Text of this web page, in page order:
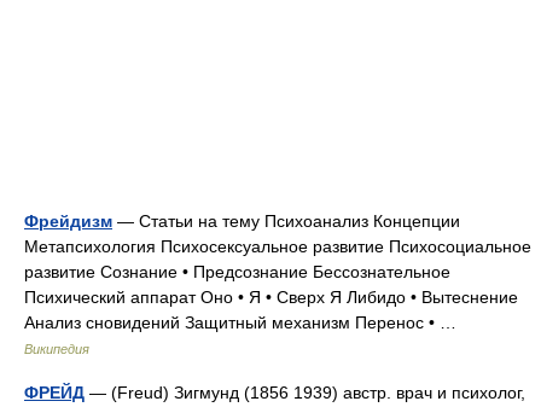
Фрейдизм — Статьи на тему Психоанализ Концепции
Метапсихология Психосексуальное развитие Психосоциальное
развитие Сознание • Предсознание Бессознательное
Психический аппарат Оно • Я • Сверх Я Либидо • Вытеснение
Анализ сновидений Защитный механизм Перенос • …
Википедия
ФРЕЙД — (Freud) Зигмунд (1856 1939) австр. врач и психолог,